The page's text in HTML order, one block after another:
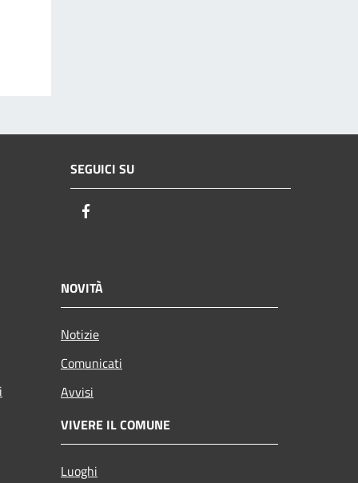
SEGUICI SU
NOVITÀ
Notizie
Comunicati
Avvisi
VIVERE IL COMUNE
Luoghi